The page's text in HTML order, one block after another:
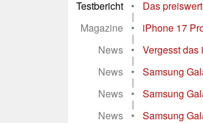
Testbericht
• Das
|
Magazine
• iPhone 17
|
News
• Vergesst
|
News
• Samsung
|
News
• Samsung
|
News
•
Samsung